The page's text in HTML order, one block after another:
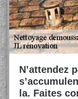
N’attendez
la. Faites